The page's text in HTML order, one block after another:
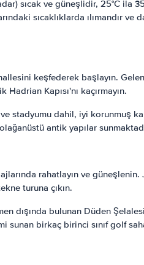
sıcak ve güneşlidir, 25°C ila
sıcaklıklarda ılımandır
keşfederek başlayın.
Kapısı'nı kaçırmayın.
stadyumu dahil, iyi korunmuş
antik yapılar
rahatlayın ve
turuna çıkın.
dışında bulunan Düden
birkaç birinci sınıf golf